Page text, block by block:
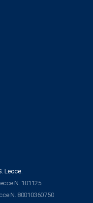
Lecce.
N. 101125
N. 80010360750